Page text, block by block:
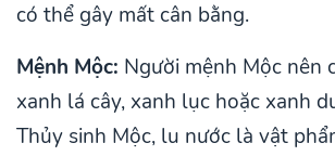
có thể gây mất cân bằng.
Mệnh Mộc: Người mệnh Mộc nên
xanh lá cây, xanh lục hoặc xanh
Thủy sinh Mộc, lu nước là vật